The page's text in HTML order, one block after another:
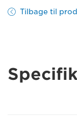
Tilbage til